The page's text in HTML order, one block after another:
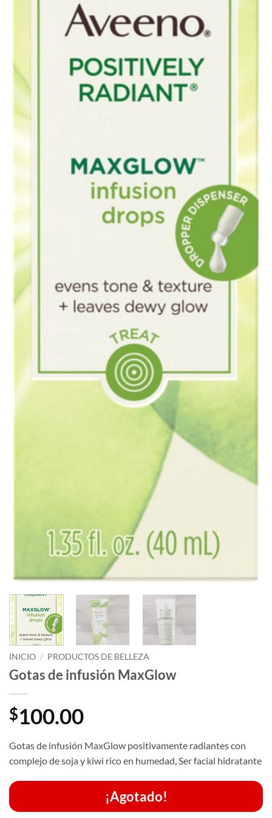
INICIO / PRODUCTOS DE BELLEZA
Gotas de infusión MaxGlow
$100.00
Gotas de infusión MaxGlow positivamente radiantes con
complejo de soja y kiwi rico en humedad, Ser facial hidratante
¡Agotado!